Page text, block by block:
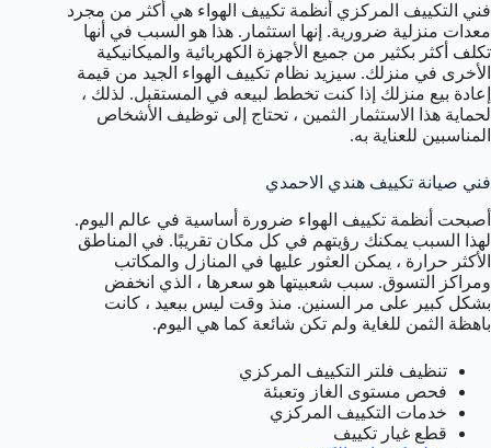
فني التكييف المركزي أنظمة تكييف الهواء هي أكثر من مجرد
معدات منزلية ضرورية. إنها استثمار. هذا هو السبب في أنها
تكلف أكثر بكثير من جميع الأجهزة الكهربائية والميكانيكية
الأخرى في منزلك. سيزيد نظام تكييف الهواء الجيد من قيمة
إعادة بيع منزلك إذا كنت تخطط لبيعه في المستقبل. لذلك ،
لحماية هذا الاستثمار الثمين ، تحتاج إلى توظيف الأشخاص
المناسبين للعناية به.
فني صيانة تكييف هندي الاحمدي
أصبحت أنظمة تكييف الهواء ضرورة أساسية في عالم اليوم.
لهذا السبب يمكنك رؤيتهم في كل مكان تقريبًا. في المناطق
الأكثر حرارة ، يمكن العثور عليها في المنازل والمكاتب
ومراكز التسوق. سبب شعبيتها هو سعرها ، الذي انخفض
بشكل كبير على مر السنين. منذ وقت ليس ببعيد ، كانت
باهظة الثمن للغاية ولم تكن شائعة كما هي اليوم.
تنظيف فلتر التكييف المركزي
فحص مستوى الغاز وتعبئة
خدمات التكييف المركزي
قطع غيار تكييف